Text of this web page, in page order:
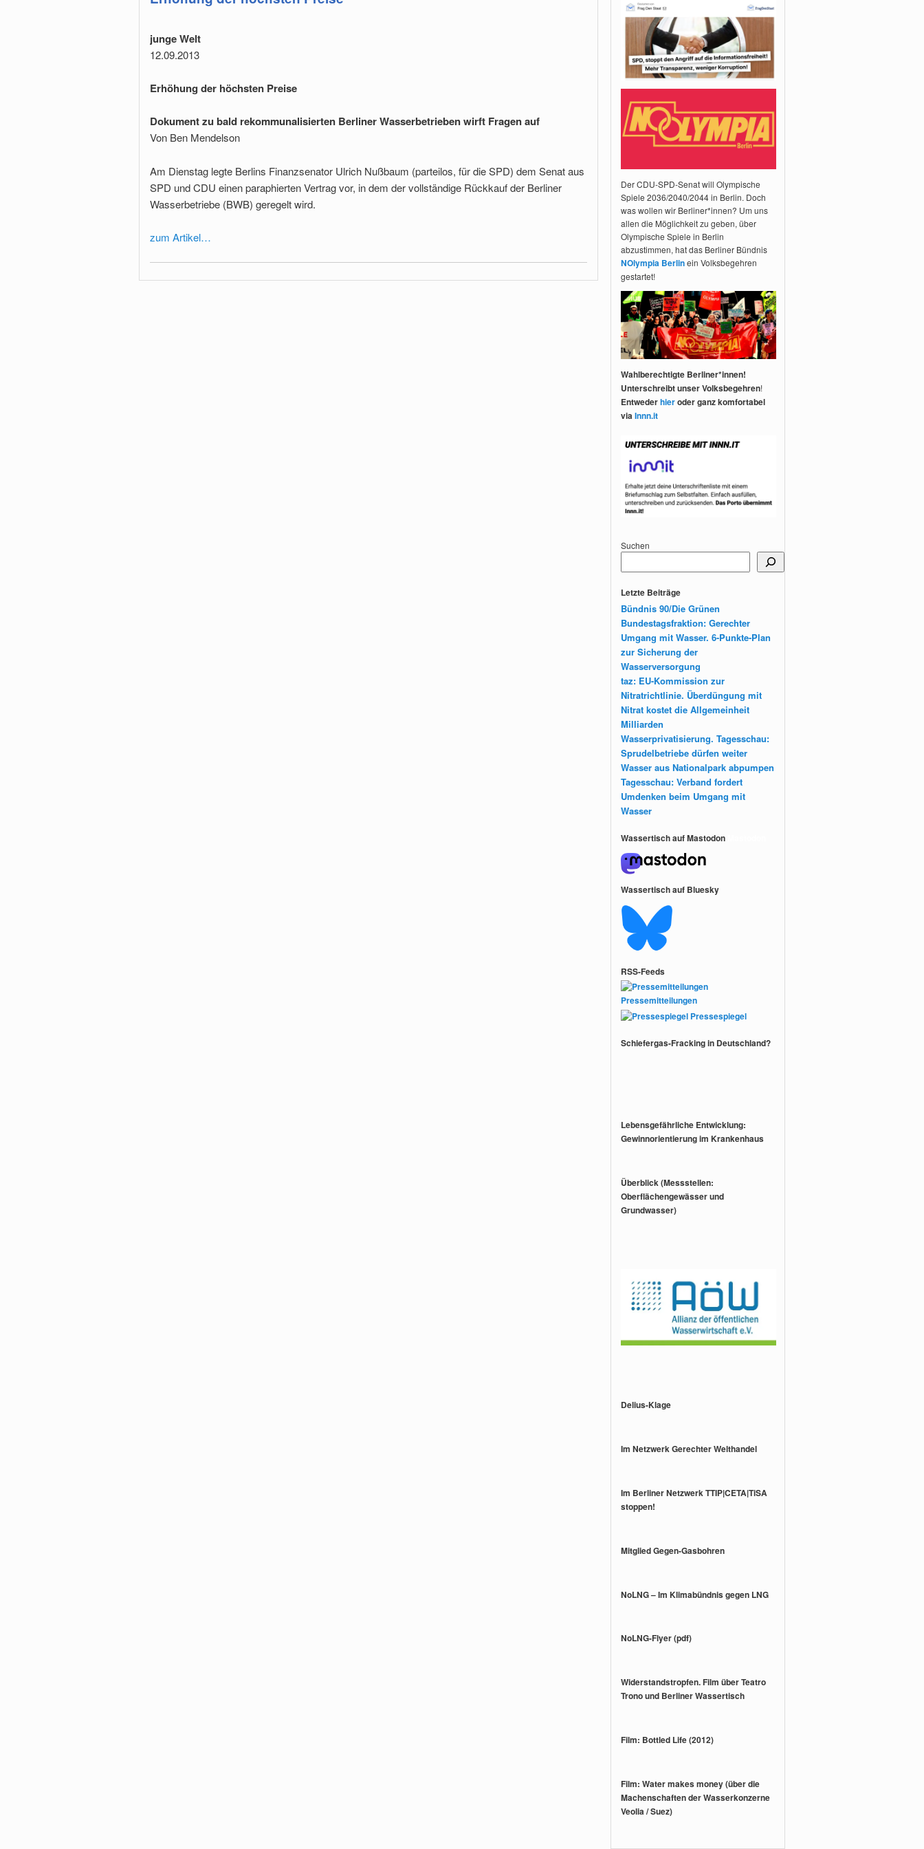
junge Welt
12.09.2013
Erhöhung der höchsten Preise
Dokument zu bald rekommunalisierten Berliner Wasserbetrieben wirft Fragen auf
Von Ben Mendelson
Am Dienstag legte Berlins Finanzsenator Ulrich Nußbaum (parteilos, für die SPD) dem Senat aus
SPD und CDU einen paraphierten Vertrag vor, in dem der vollständige Rückkauf der Berliner
Wasserbetriebe (BWB) geregelt wird.
zum Artikel…
Der CDU-SPD-Senat will Olympische
Spiele 2036/2040/2044 in Berlin. Doch
was wollen wir Berliner*innen? Um uns
allen die Möglichkeit zu geben, über
Olympische Spiele in Berlin
abzustimmen, hat das Berliner Bündnis
NOlympia Berlinein Volksbegehren
gestartet!
Wahlberechtigte Berliner*innen!
Unterschreibt unser Volksbegehren!
Entwederhieroder ganz komfortabel
viaInnn.it
Suchen
Letzte Beiträge
Bündnis 90/Die Grünen
Bundestagsfraktion: Gerechter
Umgang mit Wasser. 6-Punkte-Plan
zur Sicherung der
Wasserversorgung
taz: EU-Kommission zur
Nitratrichtlinie. Überdüngung mit
Nitrat kostet die Allgemeinheit
Milliarden
Wasserprivatisierung. Tagesschau:
Sprudelbetriebe dürfen weiter
Wasser aus Nationalpark abpumpen
Tagesschau: Verband fordert
Umdenken beim Umgang mit
Wasser
Wassertisch auf Mastodon
Wassertisch auf Bluesky
RSS-Feeds
Pressemitteilungen
Pressespiegel
Schiefergas-Fracking in Deutschland?
Lebensgefährliche Entwicklung:
Gewinnorientierung im Krankenhaus
Überblick (Messstellen:
Oberflächengewässer und
Grundwasser)
Delius-Klage
Im Netzwerk Gerechter Welthandel
Im Berliner Netzwerk TTIP|CETA|TiSA
stoppen!
Mitglied Gegen-Gasbohren
NoLNG – Im Klimabündnis gegen LNG
NoLNG-Flyer (pdf)
Widerstandstropfen. Film über Teatro
Trono und Berliner Wassertisch
Film: Bottled Life (2012)
Film: Water makes money (über die
Machenschaften der Wasserkonzerne
Veolia / Suez)